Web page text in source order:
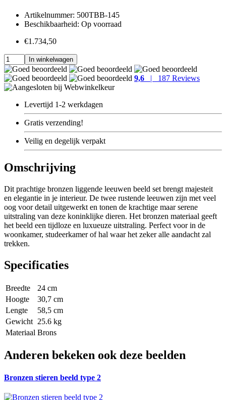
Artikelnummer: 500TBB-145
Beschikbaarheid: Op voorraad
€1.734,50
In winkelwagen
9,6 | 187 Reviews
Levertijd 1-2 werkdagen
Gratis verzending!
Veilig en degelijk verpakt
Omschrijving
Dit prachtige bronzen liggende leeuwen beeld set brengt majesteit
en elegantie in je interieur. De twee rustende leeuwen zijn met veel
oog voor detail uitgewerkt en tonen de krachtige maar serene
uitstraling van deze koninklijke dieren. Het bronzen materiaal geeft
het beeld een tijdloze en luxueuze uitstraling. Perfect voor in de
woonkamer, studeerkamer of hal waar het zeker alle aandacht zal
trekken.
Specificaties
Breedte
24 cm
Hoogte
30,7 cm
Lengte
58,5 cm
Gewicht 25.6 kg
Materiaal Brons
Anderen bekeken ook deze beelden
Bronzen stieren beeld type 2